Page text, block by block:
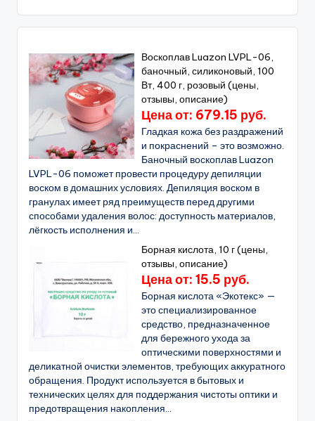
Воскоплав Luazon LVPL-06,
баночный, силиконовый, 100
Вт, 400 г, розовый (цены,
отзывы, описание)
Цена от: 679.15 руб.
Гладкая кожа без раздражений
и покраснений – это возможно.
Баночный воскоплав Luazon
LVPL-06 поможет провести процедуру депиляции
воском в домашних условиях. Депиляция воском в
гранулах имеет ряд преимуществ перед другими
способами удаления волос: доступность материалов,
лёгкость исполнения и...
Борная кислота, 10 г (цены,
отзывы, описание)
Цена от: 15.5 руб.
Борная кислота «Экотекс» —
это специализированное
средство, предназначенное
для бережного ухода за
оптическими поверхностями и
деликатной очистки элементов, требующих аккуратного
обращения. Продукт используется в бытовых и
технических целях для поддержания чистоты оптики и
предотвращения накопления...